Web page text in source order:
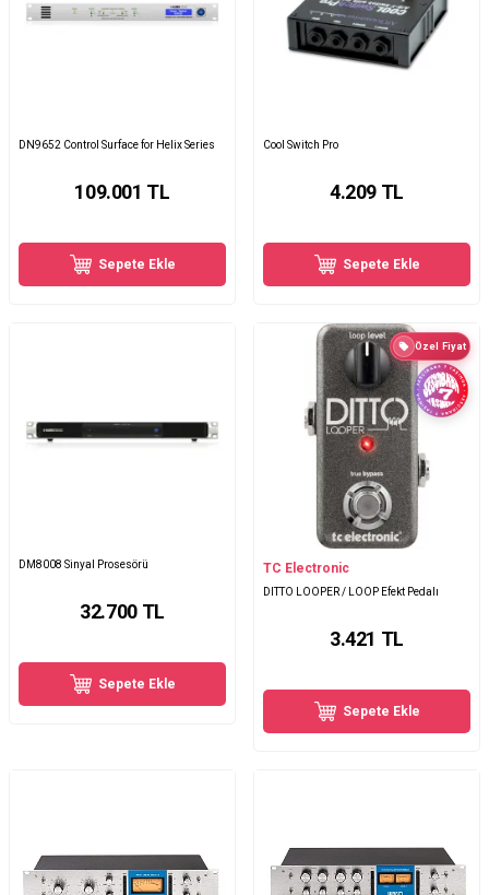
DN9652 Control Surface for Helix Series
109.001 TL
Sepete Ekle
Cool Switch Pro
4.209 TL
Sepete Ekle
DM8008 Sinyal Prosesörü
32.700TL
Sepete Ekle
Özel Fiyat
TC Electronic
DITTO LOOPER / LOOP Efekt Pedalı
3.421 TL
Sepete Ekle